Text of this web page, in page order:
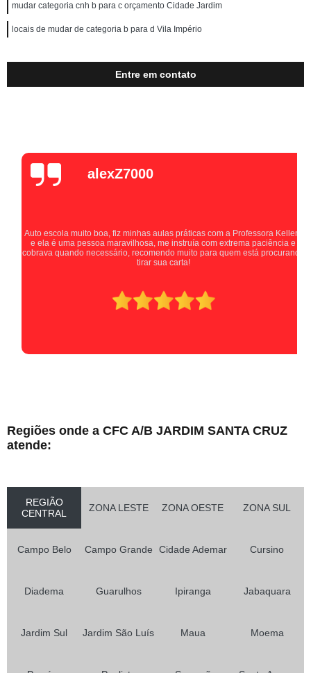
mudar categoria cnh b para c orçamento Cidade Jardim
locais de mudar de categoria b para d Vila Império
Entre em contato
alexZ7000
Auto escola muito boa, fiz minhas aulas práticas com a Professora Kellen,
e ela é uma pessoa maravilhosa, me instruía com extrema paciência e
cobrava quando necessário, recomendo muito para quem está procurando
tirar sua carta!
Regiões onde a CFC A/B JARDIM SANTA CRUZ
atende:
REGIÃO
CENTRAL
ZONA LESTE ZONA OESTE ZONA SUL
Campo Belo Campo Grande Cidade Ademar Cursino
Diadema Guarulhos Ipiranga Jabaquara
Jardim Sul Jardim São Luís Maua Moema